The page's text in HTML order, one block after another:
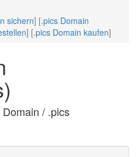
sichern] [.pics Domain
] [.pics Domain kaufen]
/ .pics